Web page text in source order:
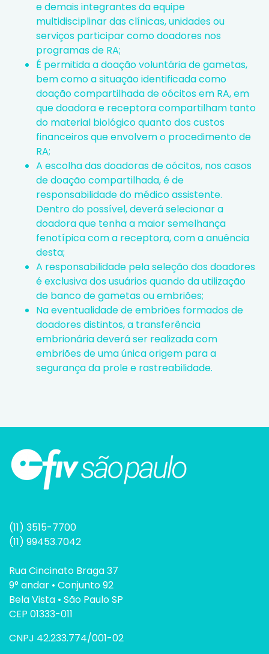
e demais integrantes da equipe
multidisciplinar das clínicas, unidades ou
serviços participar como doadores nos
programas de RA;
É permitida a doação voluntária de gametas,
bem como a situação identificada como
doação compartilhada de oócitos em RA, em
que doadora e receptora compartilham tanto
do material biológico quanto dos custos
financeiros que envolvem o procedimento de
RA;
A escolha das doadoras de oócitos, nos casos
de doação compartilhada, é de
responsabilidade do médico assistente.
Dentro do possível, deverá selecionar a
doadora que tenha a maior semelhança
fenotípica com a receptora, com a anuência
desta;
A responsabilidade pela seleção dos doadores
é exclusiva dos usuários quando da utilização
de banco de gametas ou embriões;
Na eventualidade de embriões formados de
doadores distintos, a transferência
embrionária deverá ser realizada com
embriões de uma única origem para a
segurança da prole e rastreabilidade.
(11) 3515-7700
(11) 99453.7042
Rua Cincinato Braga 37
9° andar • Conjunto 92
Bela Vista • São Paulo SP
CEP 01333-011
CNPJ 42.233.774/001-02